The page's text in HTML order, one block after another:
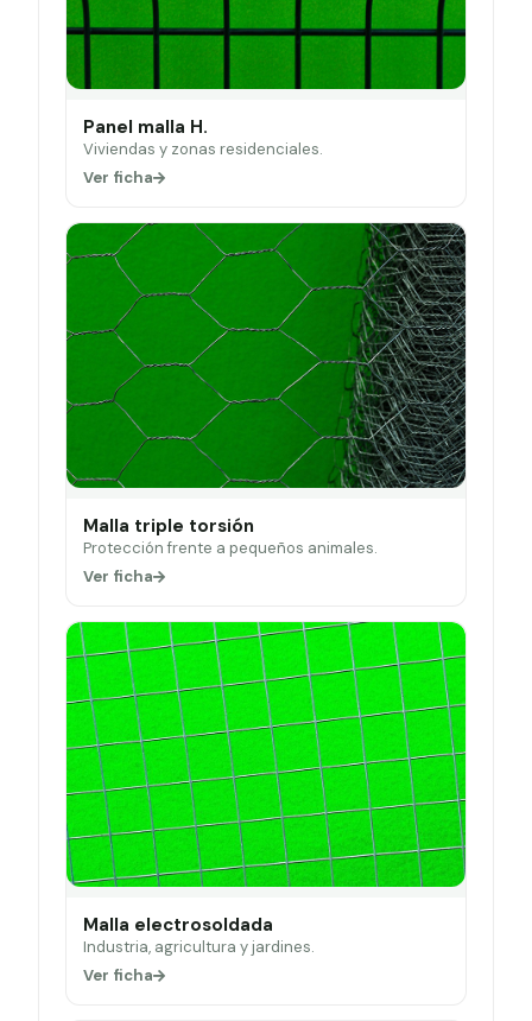
Panel malla H.
Viviendas y zonas residenciales.
Ver ficha
Malla triple torsión
Protección frente a pequeños animales.
Ver ficha
Malla electrosoldada
Industria, agricultura y jardines.
Ver ficha